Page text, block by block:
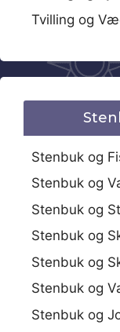
Tvilling og
Stenbuk og
Stenbuk og
Stenbuk og
Stenbuk og
Stenbuk og
Stenbuk og
Stenbuk og